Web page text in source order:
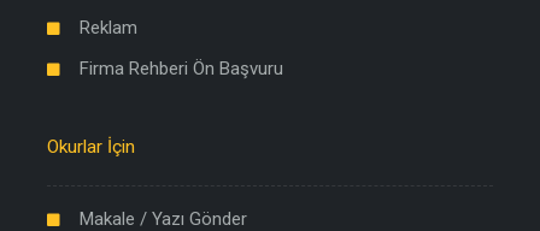
Reklam
Firma Rehberi Ön Başvuru
Okurlar İçin
Makale / Yazı Gönder